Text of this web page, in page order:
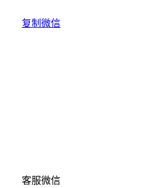
复制微信
客服微信